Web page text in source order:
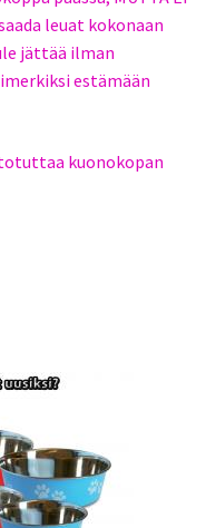
leuat kokonaan
jättää ilman
estämään
kuonokopan